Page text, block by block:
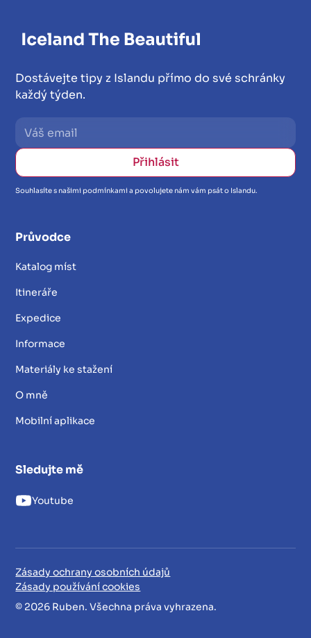
Dostávejte tipy z Islandu přímo do své schránky
každý týden.
Souhlasíte s našimi podmínkami a povolujete nám vám psát o Islandu.
Průvodce
Katalog míst
Itineráře
Expedice
Informace
Materiály ke stažení
O mně
Mobilní aplikace
Sledujte mě
Youtube
© 2026 Ruben. Všechna práva vyhrazena.
Zásady ochrany osobních údajů
Zásady používání cookies